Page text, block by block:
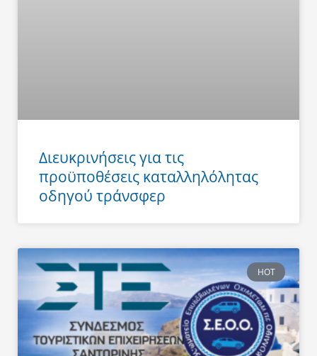
Διευκρινήσεις για τις
προϋποθέσεις καταλληλόλητας
οδηγού τράνσφερ
HOT